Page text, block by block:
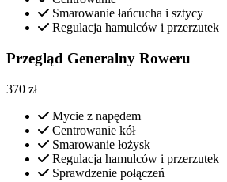
Smarowanie łańcucha i sztycy
Regulacja hamulców i przerzutek
Przegląd Generalny Roweru
370 zł
Mycie z napędem
Centrowanie kół
Smarowanie łożysk
Regulacja hamulców i przerzutek
Sprawdzenie połączeń